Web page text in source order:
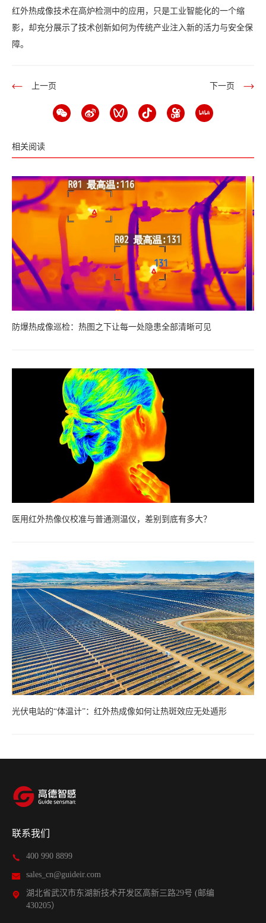
红外热成像技术在高炉检测中的应用，只是工业智能化的一个缩
影，却充分展示了技术创新如何为传统产业注入新的活力与安全保
障。
上一页 下一页
相关阅读
防爆热成像巡检：热图之下让每一处隐患全部清晰可见
医用红外热像仪校准与普通测温仪，差别到底有多大？
光伏电站的“体温计”：红外热成像如何让热斑效应无处遁形
联系我们
400 990 8899
sales_cn@guideir.com
湖北省武汉市东湖新技术开发区高新三路29号 (邮编
430205）